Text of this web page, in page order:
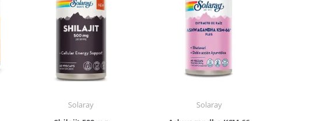
Solaray
Solaray